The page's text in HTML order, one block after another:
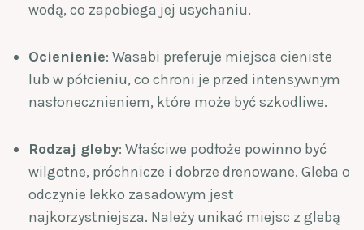
wodą, co zapobiega jej usychaniu.
Ocienienie: Wasabi preferuje miejsca cieniste
lub w półcieniu, co chroni je przed intensywnym
nasłonecznieniem, które może być szkodliwe.
Rodzaj gleby: Właściwe podłoże powinno być
wilgotne, próchnicze i dobrze drenowane. Gleba o
odczynie lekko zasadowym jest
najkorzystniejsza. Należy unikać miejsc z glebą